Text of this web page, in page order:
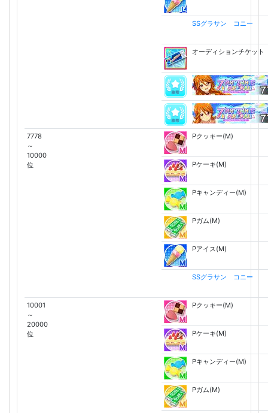
SSグラサン コニー
オーディションチケット
7778
～
10000
位
Pクッキー(M)
Pケーキ(M)
Pキャンディー(M)
Pガム(M)
Pアイス(M)
SSグラサン コニー
10001
～
20000
位
Pクッキー(M)
Pケーキ(M)
Pキャンディー(M)
Pガム(M)